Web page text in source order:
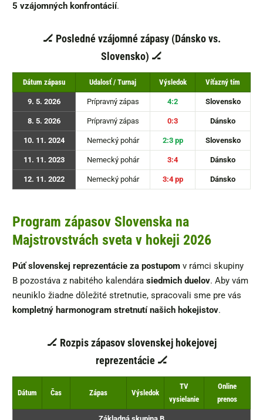
5 vzájomných konfrontácií.
🏒 Posledné vzájomné zápasy (Dánsko vs.
Slovensko) 🏒
Dátum zápasu Udalosť / Turnaj Výsledok Víťazný tím
9. 5. 2026 Prípravný zápas 4:2 Slovensko
8. 5. 2026 Prípravný zápas 0:3 Dánsko
10. 11. 2024 Nemecký pohár 2:3 pp Slovensko
11. 11. 2023 Nemecký pohár 3:4 Dánsko
12. 11. 2022 Nemecký pohár 3:4 pp Dánsko
Program zápasov Slovenska na
Majstrovstvách sveta v hokeji 2026
Púť slovenskej reprezentácie za postupom v rámci skupiny
B pozostáva z nabitého kalendára siedmich duelov. Aby vám
neuniklo žiadne dôležité stretnutie, spracovali sme pre vás
kompletný harmonogram stretnutí našich hokejistov.
🏒 Rozpis zápasov slovenskej hokejovej
reprezentácie 🏒
Dátum Čas Zápas Výsledok
TV
vysielanie
Online
prenos